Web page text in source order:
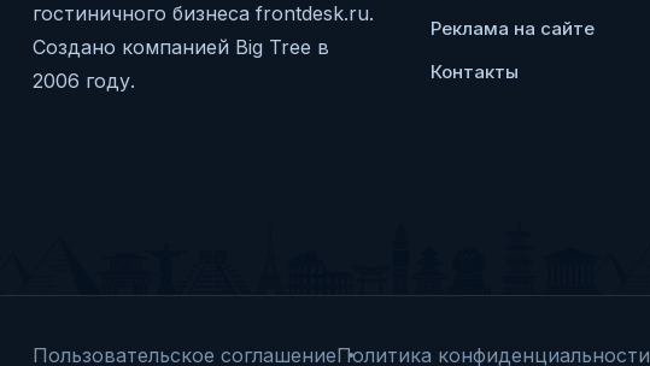
гостиничного бизнеса frontdesk.ru.
Создано компанией Big Tree в
2006 году.
Реклама на сайте
Контакты
Пользовательское соглашениеПолитика конфиденциальности